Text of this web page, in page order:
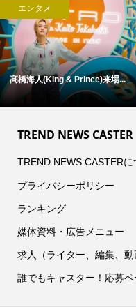
エンタメ
髙橋海人(King & Prince)来場...
TREND NEWS CASTER
TREND NEWS CASTERに
プライバシーポリシー
ランキング
媒体資料・広告メニュー
求人（ライター、編集、動
誰でもキャスター！応募ペ